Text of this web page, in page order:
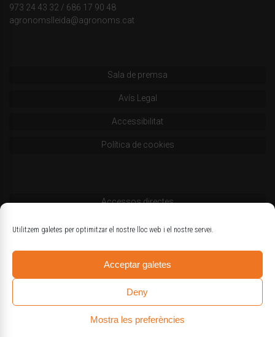
Utilitzem galetes per optimitzar el nostre lloc web i el nostre servei.
Acceptar galetes
Deny
Mostra les preferències
973 24 43 32 / 686 17 90 48
agronomslleida@agronoms.cat
Sala de premsa
Avís Legal
Accessibilitat
Política de cookies
Accessos directes
Codi deontològic
Logotips oficials